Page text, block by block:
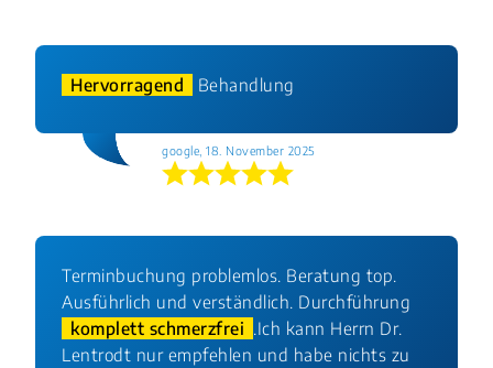
Hervorragend Behandlung
google, 18. November 2025
Terminbuchung problemlos. Beratung top.
Ausführlich und verständlich. Durchführung
komplett schmerzfrei .Ich kann Herrn Dr.
Lentrodt nur empfehlen und habe nichts zu